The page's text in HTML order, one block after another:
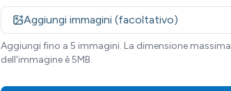
Aggiungi immagini (facoltativo)
Aggiungi fino a 5 immagini. La dimensione massima
dell'immagine è 5MB.